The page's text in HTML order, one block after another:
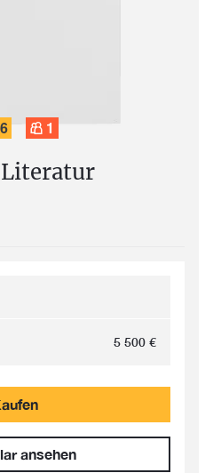
1
5 500 €
ansehen